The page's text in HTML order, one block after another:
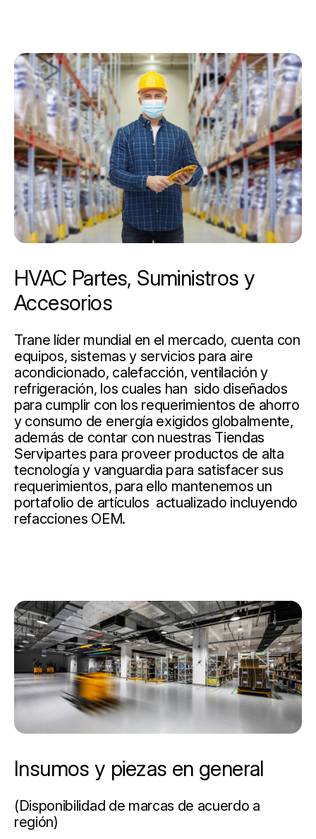
HVAC Partes, Suministros y
Accesorios
Trane líder mundial en el mercado, cuenta con
equipos, sistemas y servicios para aire
acondicionado, calefacción, ventilación y
refrigeración, los cuales han sido diseñados
para cumplir con los requerimientos de ahorro
y consumo de energía exigidos globalmente,
además de contar con nuestras Tiendas
Servipartes para proveer productos de alta
tecnología y vanguardia para satisfacer sus
requerimientos, para ello mantenemos un
portafolio de artículos actualizado incluyendo
refacciones OEM.
Insumos y piezas en general
(Disponibilidad de marcas de acuerdo a
región)